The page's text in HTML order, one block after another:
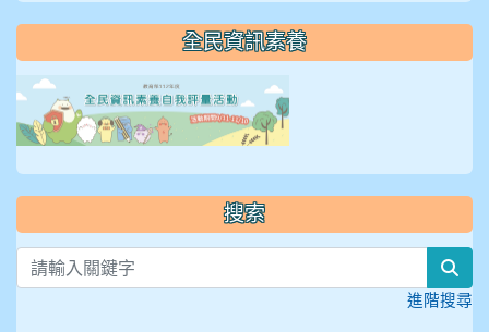
全民資訊素養
搜索
進階搜尋